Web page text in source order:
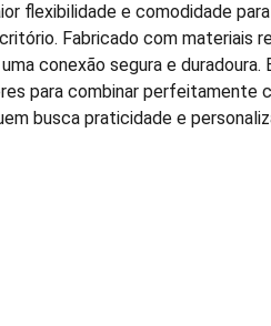
flexibilidade e comodidade
Fabricado com materiais
conexão segura e duradoura.
para combinar perfeitamente
busca praticidade e